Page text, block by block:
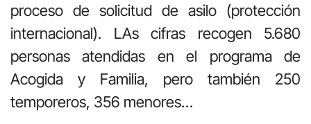
proceso de solicitud de asilo (protección
internacional). LAs cifras recogen 5.680
personas atendidas en el programa de
Acogida y Familia, pero también 250
temporeros, 356 menores…